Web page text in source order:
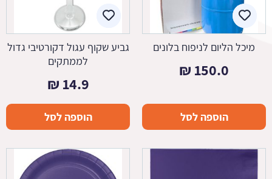
מיכל הליום לניפוח בלונים
150.0
₪
הוספה לסל
גביע שקוף עגול דקורטיבי גדול
לממתקים
14.9
₪
הוספה לסל